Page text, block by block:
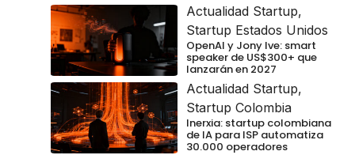
Actualidad Startup,
Startup Estados Unidos
OpenAI y Jony Ive: smart
speaker de US$300+ que
lanzarán en 2027
Actualidad Startup,
Startup Colombia
Inerxia: startup colombiana
de IA para ISP automatiza
30.000 operadores